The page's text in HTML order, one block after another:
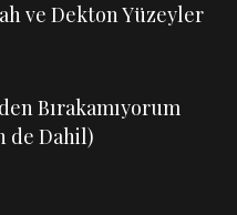
ve Dekton Yüzeyler
Bırakamıyorum
de Dahil)